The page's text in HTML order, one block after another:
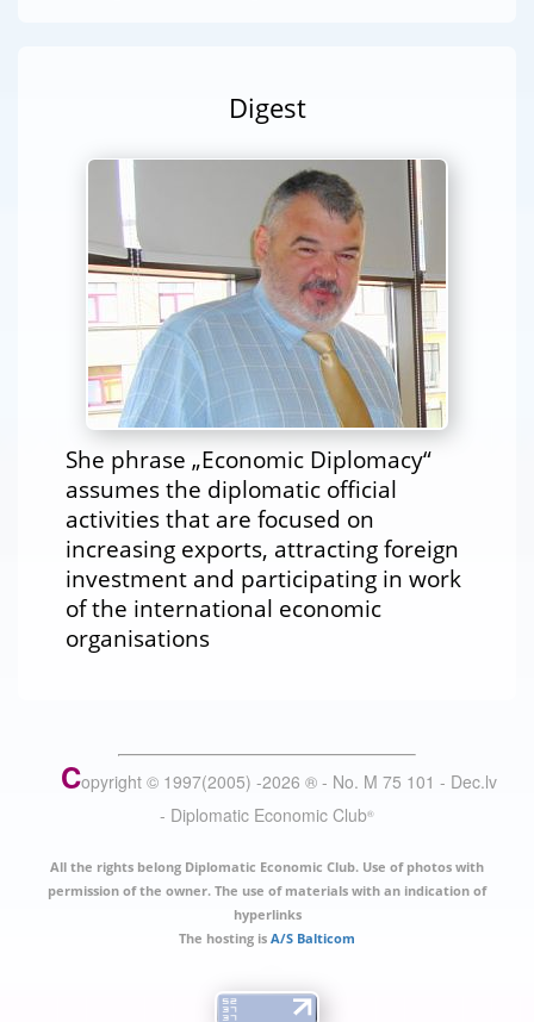
Digest
She phrase „Economic Diplomacy“
assumes the diplomatic official
activities that are focused on
increasing exports, attracting foreign
investment and participating in work
of the international economic
organisations
Copyright © 1997(2005) -2026 ® - No. M 75 101 - Dec.lv
- Diplomatic Economic Club®
All the rights belong Diplomatic Economic Club. Use of photos with
permission of the owner. The use of materials with an indication of
hyperlinks
The hosting is A/S Balticom